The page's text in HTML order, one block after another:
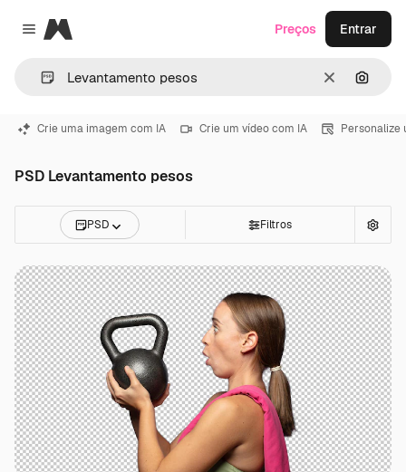
Close menu
Magnific
Limpar
Preços Entrar
Crie uma imagem com IA Crie um vídeo com IA Personalize
PSD Levantamento pesos
PSD Filtros